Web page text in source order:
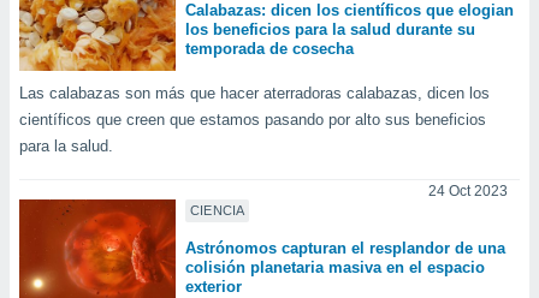
Para
su
u
datos
momento
en
en
Calabazas: dicen los científicos que elogian
los beneficios para la salud durante su
temporada de cosecha
Las calabazas son más que hacer aterradoras calabazas, dicen los
científicos que creen que estamos pasando por alto sus beneficios
para la salud.
CIENCIA
24 Oct 2023
Astrónomos capturan el resplandor de una
colisión planetaria masiva en el espacio
exterior